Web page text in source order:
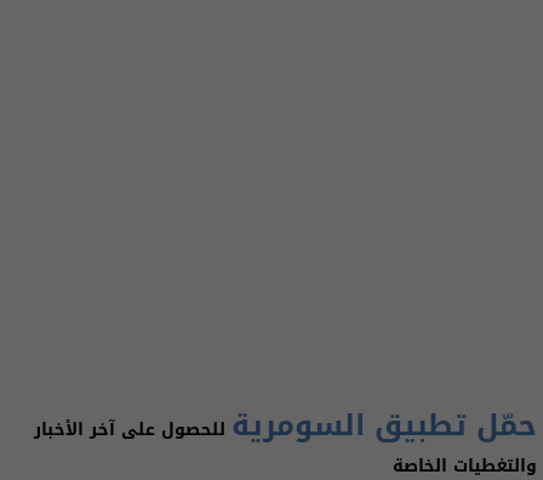
حمّل تطبيق السومرية للحصول على آخر الأخبار
والتغطيات الخاصة